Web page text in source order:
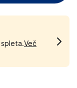
Več